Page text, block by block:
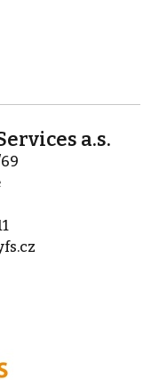
a.s.